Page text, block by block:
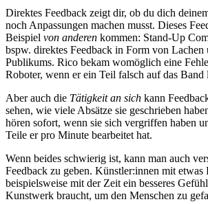
Direktes Feedback zeigt dir, ob du dich
noch Anpassungen machen musst. Dieses
Beispiel von anderen kommen: Stand-Up
bspw. direktes Feedback in Form von Lachen
Publikums. Rico bekam womöglich eine
Roboter, wenn er ein Teil falsch auf das Band
Aber auch die Tätigkeit an sich kann
sehen, wie viele Absätze sie geschrieben
hören sofort, wenn sie sich vergriffen haben
Teile er pro Minute bearbeitet hat.
Wenn beides schwierig ist, kann man auch
Feedback zu geben. Künstler:innen mit etwas
beispielsweise mit der Zeit ein besseres
Kunstwerk braucht, um den Menschen zu